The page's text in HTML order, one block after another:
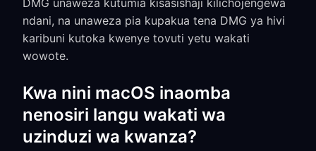
DMG unaweza kutumia kisasishaji kilichojengewa
ndani, na unaweza pia kupakua tena DMG ya hivi
karibuni kutoka kwenye tovuti yetu wakati
wowote.
Kwa nini macOS inaomba
nenosiri langu wakati wa
uzinduzi wa kwanza?